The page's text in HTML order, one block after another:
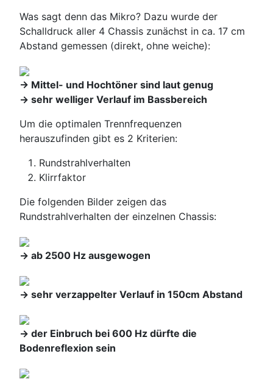
Was sagt denn das Mikro? Dazu wurde der
Schalldruck aller 4 Chassis zunächst in ca. 17 cm
Abstand gemessen (direkt, ohne weiche):
-> Mittel- und Hochtöner sind laut genug
-> sehr welliger Verlauf im Bassbereich
Um die optimalen Trennfrequenzen
herauszufinden gibt es 2 Kriterien:
Rundstrahlverhalten
Klirrfaktor
Die folgenden Bilder zeigen das
Rundstrahlverhalten der einzelnen Chassis:
-> ab 2500 Hz ausgewogen
-> sehr verzappelter Verlauf in 150cm Abstand
-> der Einbruch bei 600 Hz dürfte die
Bodenreflexion sein